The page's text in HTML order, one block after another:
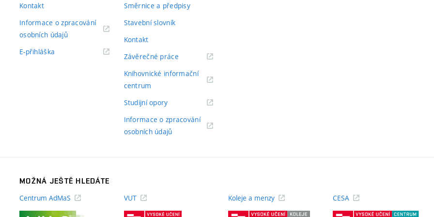
Kontakt
Informace o zpracování
osobních údajů(externí
E-přihláška
Směrnice a předpisy
Stavební slovník
Kontakt
Závěrečné práce(externí
Knihovnické informační
centrum
Studijní opory(externí
Informace o zpracování
osobních údajů(externí
MOŽNÁ JEŠTĚ HLEDÁTE
Centrum AdMaS
VUT
(externí
Koleje a menzy
(externí
CESA